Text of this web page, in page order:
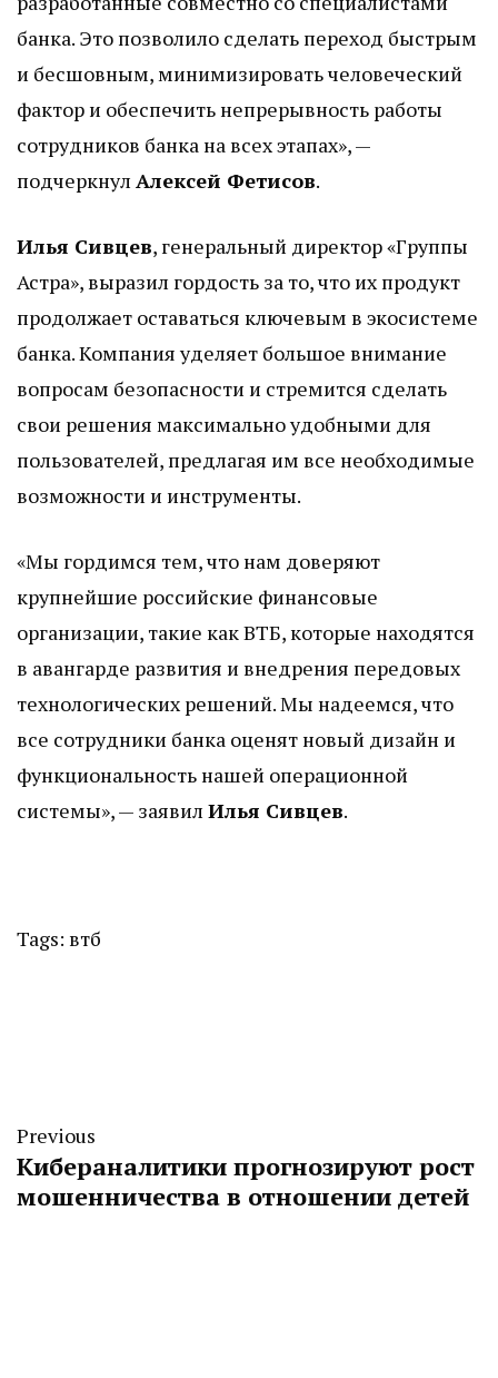
банка. Это позволило сделать переход быстрым
и бесшовным, минимизировать человеческий
фактор и обеспечить непрерывность работы
сотрудников банка на всех этапах», —
подчеркнул Алексей Фетисов.
Илья Сивцев, генеральный директор «Группы
Астра», выразил гордость за то, что их продукт
продолжает оставаться ключевым в экосистеме
банка. Компания уделяет большое внимание
вопросам безопасности и стремится сделать
свои решения максимально удобными для
пользователей, предлагая им все необходимые
возможности и инструменты.
«Мы гордимся тем, что нам доверяют
крупнейшие российские финансовые
организации, такие как ВТБ, которые находятся
в авангарде развития и внедрения передовых
технологических решений. Мы надеемся, что
все сотрудники банка оценят новый дизайн и
функциональность нашей операционной
системы», — заявил Илья Сивцев.
Tags: втб
Previous
Кибераналитики прогнозируют рост
мошенничества в отношении детей